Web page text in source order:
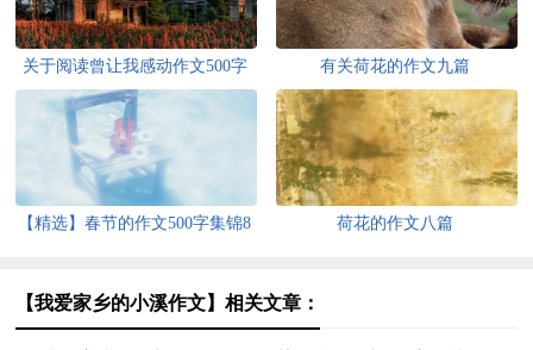
关于阅读曾让我感动作文500字
集锦10篇
有关荷花的作文九篇
【精选】春节的作文500字集锦8
荷花的作文八篇
【我爱家乡的小溪作文】相关文章：